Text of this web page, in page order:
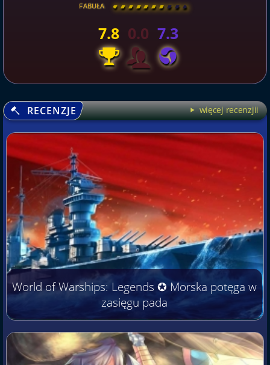
FABUŁA [ \ \ \ \ \ \ \ \ ]
7.8 0.0 7.3
RECENZJE więcej recenzjii
World of Warships: Legends ✪ Morska potęga w
zasięgu pada